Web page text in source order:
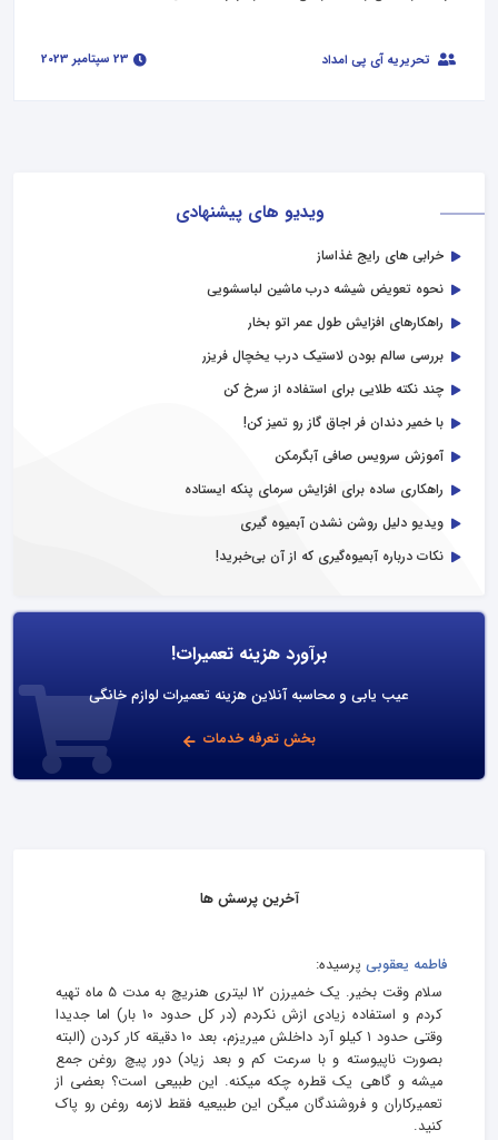
ویدیو های پیشنهادی
خرابی‌ های رایج غذاساز
نحوه تعویض شیشه درب ماشین لباسشویی
راهکارهای افزایش طول عمر اتو بخار
بررسی سالم بودن لاستیک درب یخچال فریزر
چند نکته طلایی برای استفاده از سرخ کن
با خمیر دندان فر اجاق گاز رو تمیز کن!
آموزش سرویس صافی آبگرمکن
راهکاری ساده برای افزایش سرمای پنکه ایستاده
ویدیو دلیل روشن نشدن آبمیوه گیری
نکات درباره آبمیوه‌گیری که از آن بی‌خبرید!
برآورد هزینه تعمیرات!
عیب یابی و محاسبه آنلاین هزینه تعمیرات لوازم خانگی
بخش تعرفه خدمات
تحریریه آی پی امداد
آخرین پرسش ها
فاطمه یعقوبی پرسیده:
سلام وقت بخیر. یک خمیرزن 12 لیتری هنریچ به مدت 5 ماه تهیه
کردم و استفاده زیادی ازش نکردم (در کل حدود 10 بار) اما جدیدا
وقتی حدود 1 کیلو آرد داخلش میریزم، بعد 10 دقیقه کار کردن (البته
بصورت ناپیوسته و با سرعت کم و بعد زیاد) دور پیچ روغن جمع
میشه و گاهی یک قطره چکه میکنه. این طبیعی است؟ بعضی از
تعمیرکاران و فروشندگان میگن این طبیعیه فقط لازمه روغن رو پاک
کنید.